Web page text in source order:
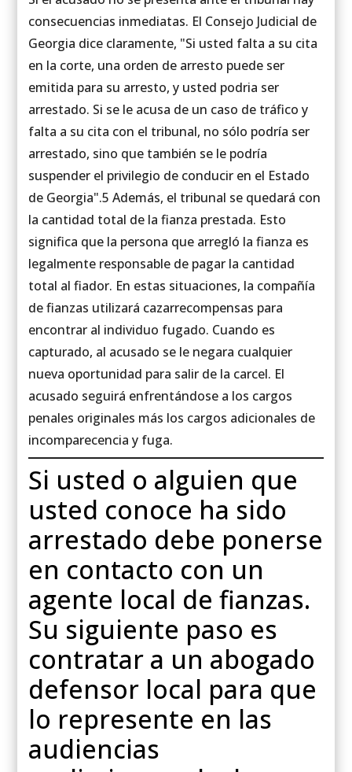
consecuencias inmediatas. El Consejo Judicial de
Georgia dice claramente, "Si usted falta a su cita
en la corte, una orden de arresto puede ser
emitida para su arresto, y usted podria ser
arrestado. Si se le acusa de un caso de tráfico y
falta a su cita con el tribunal, no sólo podría ser
arrestado, sino que también se le podría
suspender el privilegio de conducir en el Estado
de Georgia".5 Además, el tribunal se quedará con
la cantidad total de la fianza prestada. Esto
significa que la persona que arregló la fianza es
legalmente responsable de pagar la cantidad
total al fiador. En estas situaciones, la compañía
de fianzas utilizará cazarrecompensas para
encontrar al individuo fugado. Cuando es
capturado, al acusado se le negara cualquier
nueva oportunidad para salir de la carcel. El
acusado seguirá enfrentándose a los cargos
penales originales más los cargos adicionales de
incomparecencia y fuga.
Si usted o alguien que
usted conoce ha sido
arrestado debe ponerse
en contacto con un
agente local de fianzas.
Su siguiente paso es
contratar a un abogado
defensor local para que
lo represente en las
audiencias